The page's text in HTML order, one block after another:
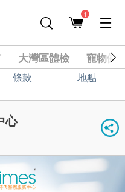
1
大灣區體檢 寵物健
條款 地點
心